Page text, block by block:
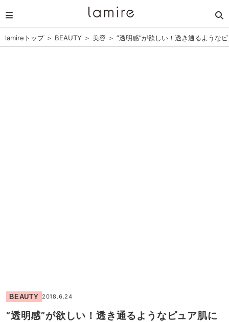
lamireトップ＞ BEAUTY ＞ 美容 ＞ ”透明感”が欲しい！透き通るような
BEAUTY 2018.6.24
”透明感”が欲しい！透き通るようなピュア肌に